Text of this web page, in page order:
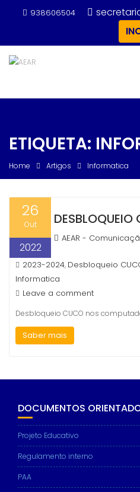
938606504
ETIQUETA:
Home Artigos Informatica
26
Out
2022
DESBLOQUEIO
AEAR -
2023-2024, Desbloqueio
Informatica
Leave a comment
Desbloqueio CUCO nos
Saber mais
DOCUMENTOS
Projeto Educativo
Regulamento interno
PAA